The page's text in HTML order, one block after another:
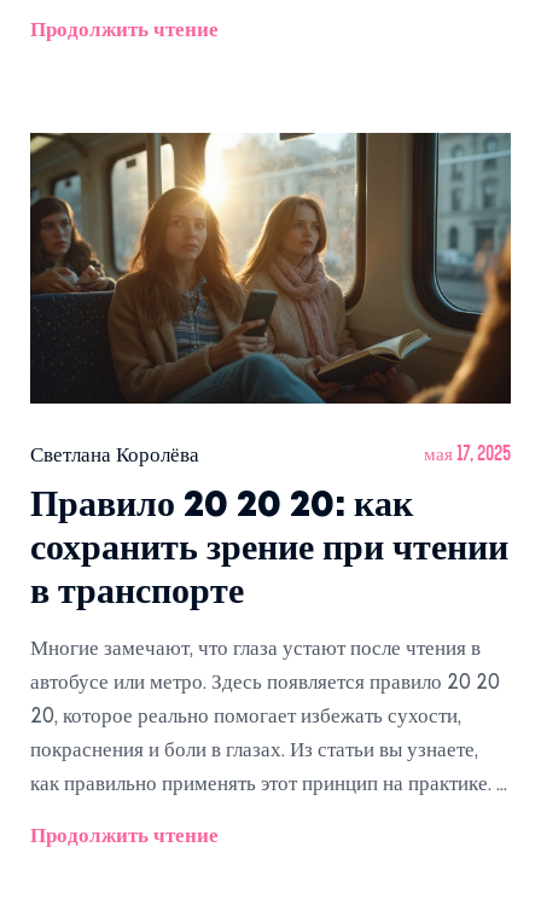
Продолжить чтение
Светлана Королёва мая 17, 2025
Правило 20 20 20: как
сохранить зрение при чтении
в транспорте
Многие замечают, что глаза устают после чтения в
автобусе или метро. Здесь появляется правило 20 20
20, которое реально помогает избежать сухости,
покраснения и боли в глазах. Из статьи вы узнаете,
как правильно применять этот принцип на практике. Я
нагрузку на зрение и что делать, чтобы сохранить
Продолжить чтение